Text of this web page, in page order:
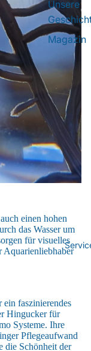
Unsere
Magazin
einen hohen
das Wasser um
für visuelles
Aquarienliebhaber
faszinierendes
Hingucker für
Systeme. Ihre
Pflegeaufwand
die Schönheit der